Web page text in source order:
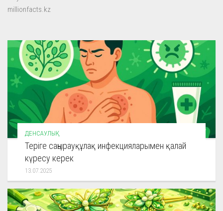
millionfacts.kz
ДЕНСАУЛЫҚ
Теріге саңырауқұлақ инфекцияларымен қалай
күресу керек
13.07.2025